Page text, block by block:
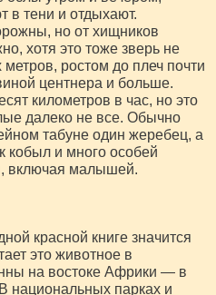
в тени и отдыхают.
но от хищников
хотя это тоже зверь не
ростом до плеч почти
центнера и больше.
километров в час, но это
далеко не все. Обычно
табуне один жеребец, а
кобыл и много особей
включая малышей.
красной книге значится
это животное в
на востоке Африки — в
парках и